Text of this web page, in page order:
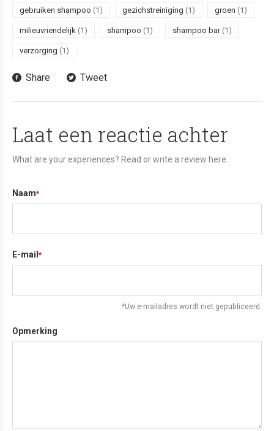
gebruiken shampoo (1) gezichstreiniging (1) groen (1)
milieuvriendelijk (1) shampoo (1) shampoo bar (1)
verzorging (1)
Share Tweet
Laat een reactie achter
What are your experiences? Read or write a review here.
Naam*
E-mail*
*Uw e-mailadres wordt niet gepubliceerd.
Opmerking